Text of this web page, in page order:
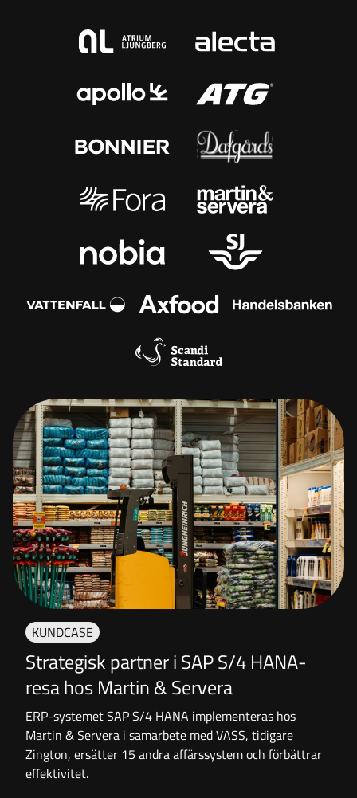
KUNDCASE
Strategisk partner i SAP S/4 HANA-
resa hos Martin & Servera
ERP-systemet SAP S/4 HANA implementeras hos
Martin & Servera i samarbete med VASS, tidigare
Zington, ersätter 15 andra affärssystem och förbättrar
effektivitet.